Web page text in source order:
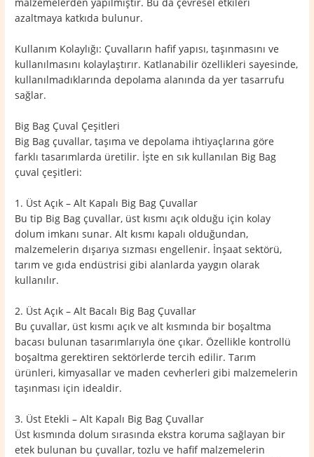
azaltmaya katkıda bulunur.
Kullanım Kolaylığı: Çuvalların hafif yapısı, taşınmasını ve
kullanılmasını kolaylaştırır. Katlanabilir özellikleri sayesinde,
kullanılmadıklarında depolama alanında da yer tasarrufu
sağlar.
Big Bag Çuval Çeşitleri
Big Bag çuvallar, taşıma ve depolama ihtiyaçlarına göre
farklı tasarımlarda üretilir. İşte en sık kullanılan Big Bag
çuval çeşitleri:
1. Üst Açık – Alt Kapalı Big Bag Çuvallar
Bu tip Big Bag çuvallar, üst kısmı açık olduğu için kolay
dolum imkanı sunar. Alt kısmı kapalı olduğundan,
malzemelerin dışarıya sızması engellenir. İnşaat sektörü,
tarım ve gıda endüstrisi gibi alanlarda yaygın olarak
kullanılır.
2. Üst Açık – Alt Bacalı Big Bag Çuvallar
Bu çuvallar, üst kısmı açık ve alt kısmında bir boşaltma
bacası bulunan tasarımlarıyla öne çıkar. Özellikle kontrollü
boşaltma gerektiren sektörlerde tercih edilir. Tarım
ürünleri, kimyasallar ve maden cevherleri gibi malzemelerin
taşınması için idealdir.
3. Üst Etekli – Alt Kapalı Big Bag Çuvallar
Üst kısmında dolum sırasında ekstra koruma sağlayan bir
etek bulunan bu çuvallar, tozlu ve hafif malzemelerin